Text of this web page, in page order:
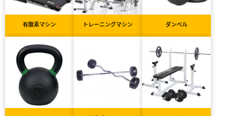
有酸素マシン トレーニングマシン ダンベル